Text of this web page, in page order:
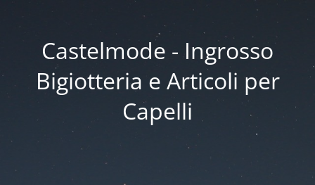
Castelmode - Ingrosso
Bigiotteria e Articoli per
Capelli